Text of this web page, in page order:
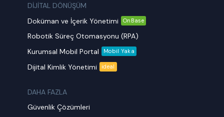
DİJİTAL DÖNÜŞÜM
Doküman ve İçerik Yönetimi
OnBase
Robotik Süreç Otomasyonu (RPA)
Kurumsal Mobil Portal
Mobil Yaka
Dijital Kimlik Yönetimi ideal
DAHA FAZLA
Güvenlik Çözümleri